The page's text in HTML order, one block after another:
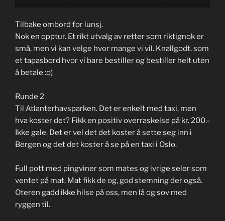
Tilbake ombord for lunsj.
Nok en opptur. Et rikt utvalg av retter som riktignok er
små, men vi kan velge hvor mange vi vil. Knallgodt, som
et tapasbord hvor vi bare bestiller og bestiller helt uten
å betale :o)
Runde 2
Til Atlanterhavsparken. Det er enkelt med taxi, men
hva koster det? Fikk en positiv overraskelse på kr. 200.-
Ikke gale. Det er vel det det koster å sette seg inn i
Bergen og det det koster å se på en taxi i Oslo.
Full pott med pingviner som mates og ivrige seler som
ventet på mat. Mat fikk de og, god stemning der også.
Oteren gadd ikke hilse på oss, men lå og sov med
ryggen til.